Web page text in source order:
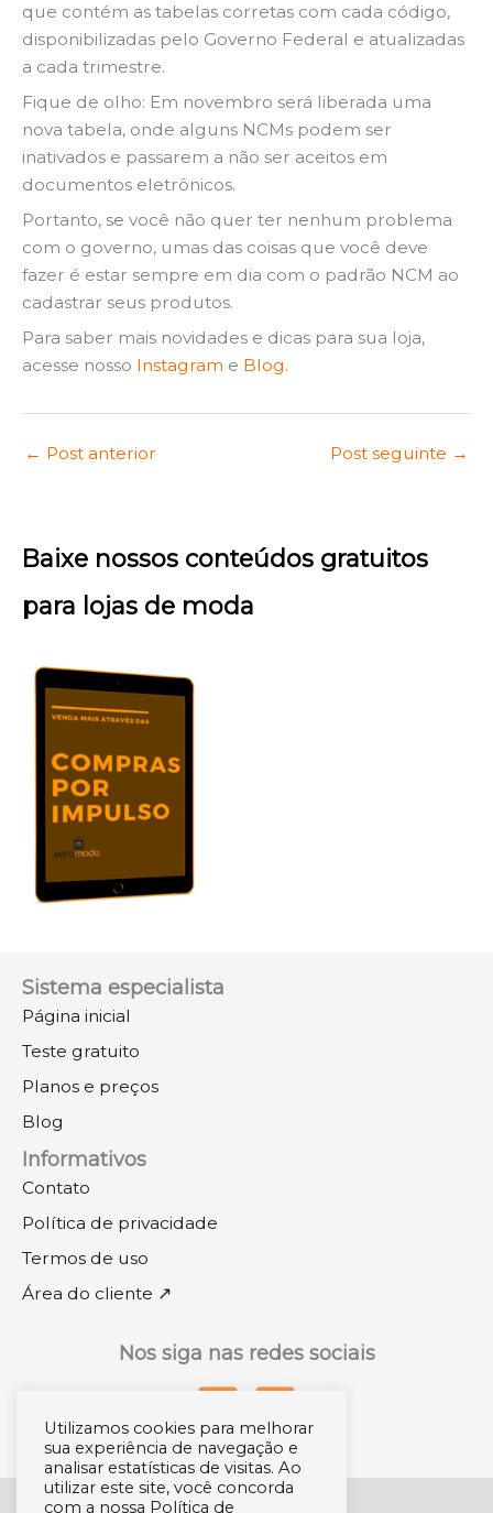
que contém as tabelas corretas com cada código,
disponibilizadas pelo Governo Federal e atualizadas
a cada trimestre.
Fique de olho: Em novembro será liberada uma
nova tabela, onde alguns NCMs podem ser
inativados e passarem a não ser aceitos em
documentos eletrônicos.
Portanto, se você não quer ter nenhum problema
com o governo, umas das coisas que você deve
fazer é estar sempre em dia com o padrão NCM ao
cadastrar seus produtos.
Para saber mais novidades e dicas para sua loja,
acesse nosso Instagram e Blog.
← Post anterior Post seguinte →
Baixe nossos conteúdos gratuitos
para lojas de moda
Sistema especialista
Página inicial
Teste gratuito
Planos e preços
Blog
Informativos
Contato
Política de privacidade
Termos de uso
Área do cliente ↗
Nos siga nas redes sociais
Utilizamos cookies para melhorar
sua experiência de navegação e
analisar estatísticas de visitas. Ao
utilizar este site, você concorda
com a nossa Política de